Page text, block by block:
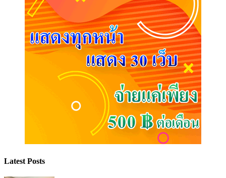
Latest Posts